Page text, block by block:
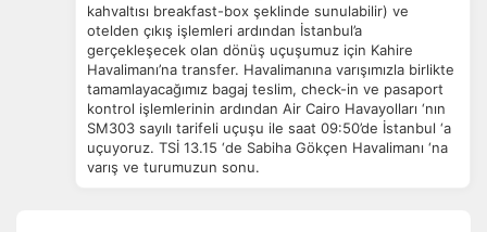
kahvaltısı breakfast-box şeklinde sunulabilir) ve
otelden çıkış işlemleri ardından İstanbul’a
gerçekleşecek olan dönüş uçuşumuz için Kahire
Havalimanı’na transfer. Havalimanına varışımızla birlikte
tamamlayacağımız bagaj teslim, check-in ve pasaport
kontrol işlemlerinin ardından Air Cairo Havayolları ‘nın
SM303 sayılı tarifeli uçuşu ile saat 09:50’de İstanbul ‘a
uçuyoruz. TSİ 13.15 ‘de Sabiha Gökçen Havalimanı ‘na
varış ve turumuzun sonu.